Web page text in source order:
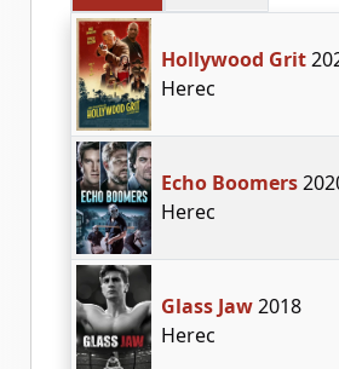
Hollywood Grit
Herec
Echo Boomers
Herec
Glass Jaw2018
Herec